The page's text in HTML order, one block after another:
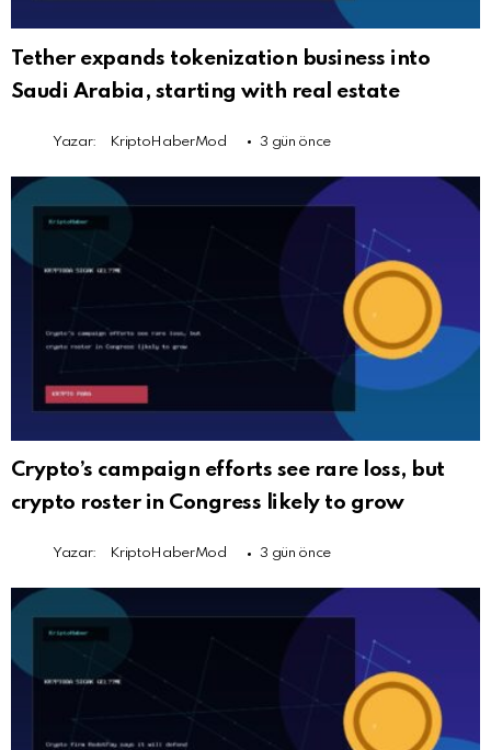
Tether expands tokenization business into
Saudi Arabia, starting with real estate
Yazar: KriptoHaberMod 3 gün önce
Crypto’s campaign efforts see rare loss, but
crypto roster in Congress likely to grow
Yazar: KriptoHaberMod 3 gün önce